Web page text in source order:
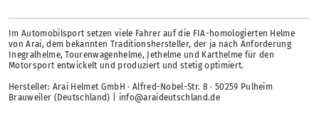
Im Automobilsport setzen viele Fahrer auf die FIA-homologierten Helme
von Arai, dem bekannten Traditionshersteller, der ja nach Anforderung
Inegralhelme, Tourenwagenhelme, Jethelme und Karthelme für den
Motorsport entwickelt und produziert und stetig optimiert.
Hersteller: Arai Helmet GmbH · Alfred-Nobel-Str. 8 · 50259 Pulheim
Brauweiler (Deutschland) | info@araideutschland.de